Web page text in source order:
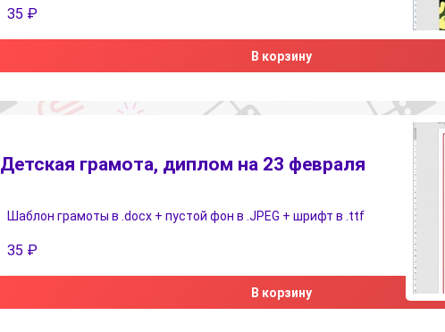
35 ₽
В корзину
Детская грамота, диплом на 23 февраля
Шаблон грамоты в .docx + пустой фон в .JPEG + шрифт в .ttf
35 ₽
В корзину